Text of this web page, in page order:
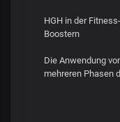
HGH in der
Boostern
Die Anwendung
mehreren Phasen